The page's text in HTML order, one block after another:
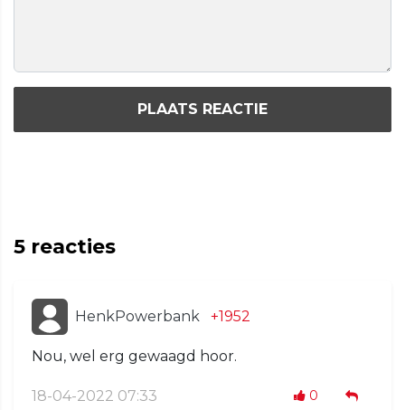
PLAATS REACTIE
5 reacties
HenkPowerbank +1952
Nou, wel erg gewaagd hoor.
18-04-2022 07:33 0